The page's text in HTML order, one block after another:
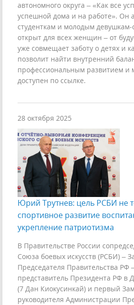
автономного округа – «Как все
успешной дома и на работе». Он
студенткам и молодым
открыт для всех женщин – от
уже совмещает заботу о детях и
позволит найти внутренний
профессиональным развитием и
доступен по ссылке.
28 октября 2025
Юрий Трутнев: цель РСБИ не
спортивное развитие
укрепление патриотизма
В Правительстве России
Союза боевых искусств (РСБИ) –
Председателя Правительства
представитель Президента РФ
(7 Дан Киокусинкай) и первый
руководителя Администрации